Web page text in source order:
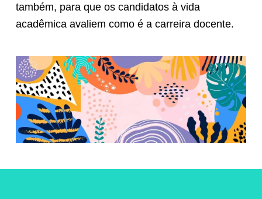
também, para que os candidatos à vida
acadêmica avaliem como é a carreira docente.